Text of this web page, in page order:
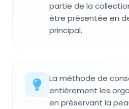
partie de la
être présentée en
principal.
La méthode de
entièrement les
en préservant la